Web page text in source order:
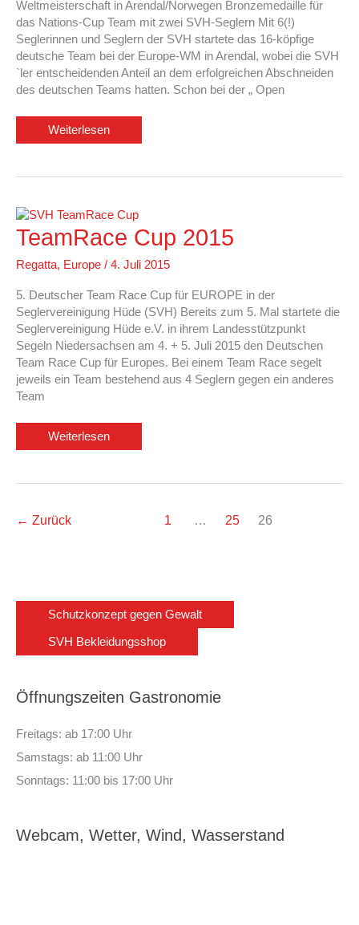
Weltmeisterschaft in Arendal/Norwegen Bronzemedaille für
das Nations-Cup Team mit zwei SVH-Seglern Mit 6(!)
Seglerinnen und Seglern der SVH startete das 16-köpfige
deutsche Team bei der Europe-WM in Arendal, wobei die SVH
`ler entscheidenden Anteil an dem erfolgreichen Abschneiden
des deutschen Teams hatten. Schon bei der „ Open
Europe
Arendal/Norwegen
Weiterlesen
TeamRace Cup 2015
Regatta, Europe / 4. Juli 2015
5. Deutscher Team Race Cup für EUROPE in der
Seglervereinigung Hüde (SVH) Bereits zum 5. Mal startete die
Seglervereinigung Hüde e.V. in ihrem Landesstützpunkt
Segeln Niedersachsen am 4. + 5. Juli 2015 den Deutschen
Team Race Cup für Europes. Bei einem Team Race segelt
jeweils ein Team bestehend aus 4 Seglern gegen ein anderes
Team
TeamRace
Weiterlesen
← Zurück 1 … 25 26
Schutzkonzept gegen Gewalt
SVH Bekleidungsshop
Öffnungszeiten Gastronomie
Freitags: ab 17:00 Uhr
Samstags: ab 11:00 Uhr
Sonntags: 11:00 bis 17:00 Uhr
Webcam, Wetter, Wind, Wasserstand